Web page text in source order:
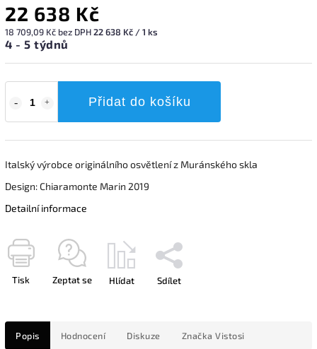
22 638 Kč
18 709,09 Kč bez DPH22 638 Kč / 1 ks
4 - 5 týdnů
Přidat do košíku
Italský výrobce originálního osvětlení z Muránského skla
Design: Chiaramonte Marin 2019
Detailní informace
Tisk Zeptat se Hlídat Sdílet
Popis Hodnocení Diskuze Značka Vistosi